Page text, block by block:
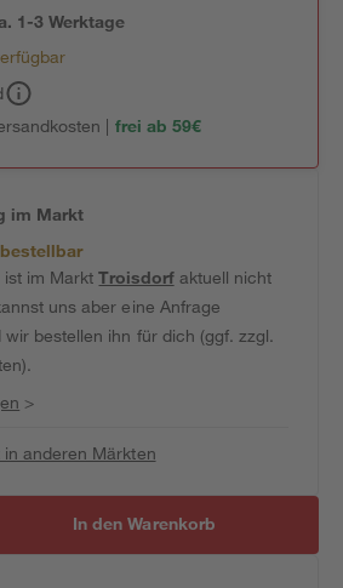
1-3 Werktage
| frei ab 59€
im Markt
ist im MarktTroisdorfaktuell nicht
uns aber eine Anfrage
bestellen ihn für dich (ggf. zzgl.
>
in anderen Märkten
In den Warenkorb